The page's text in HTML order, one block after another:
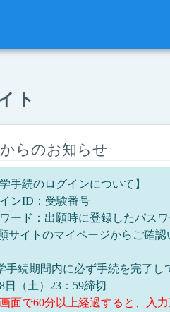
ト
らのお知らせ
学手続のログインについて】
ンID：受験番号
ード：出願時に登録したパスワ
サイトのマイページからご確認
手続期間内に必ず手続を完了し
日（土）23：59締切
面で60分以上経過すると、入